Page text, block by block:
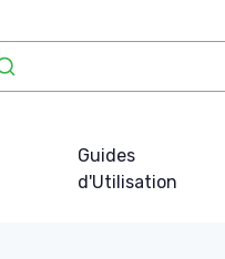
Guides
d'Utilisation